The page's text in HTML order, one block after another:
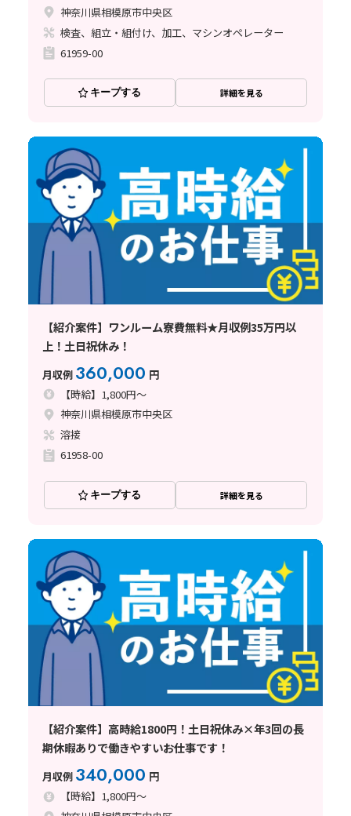
神奈川県相模原市中央区
検査、組立・組付け、加工、マシンオペレーター
61959-00
キープする 詳細を見る
【紹介案件】ワンルーム寮費無料★月収例35万円以
上！土日祝休み！
月収例 360,000 円
【時給】1,800円～
神奈川県相模原市中央区
溶接
61958-00
キープする 詳細を見る
【紹介案件】高時給1800円！土日祝休み×年3回の長
期休暇ありで働きやすいお仕事です！
月収例 340,000 円
【時給】1,800円～